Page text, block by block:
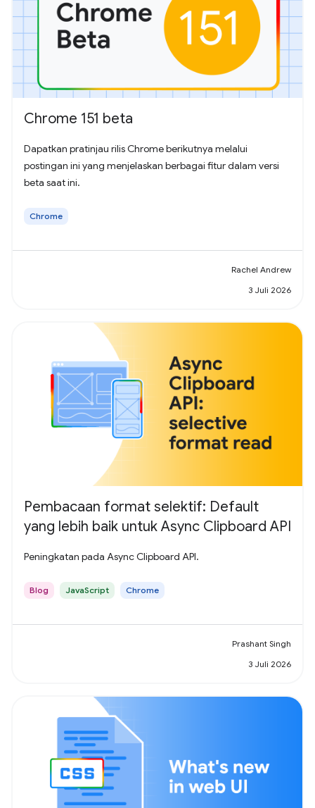
Chrome 151 beta
Dapatkan pratinjau rilis Chrome berikutnya melalui
postingan ini yang menjelaskan berbagai fitur dalam versi
beta saat ini.
Chrome
Rachel Andrew
3 Juli 2026
Pembacaan format selektif: Default
yang lebih baik untuk Async Clipboard API
Peningkatan pada Async Clipboard API.
Blog JavaScript Chrome
Prashant Singh
3 Juli 2026